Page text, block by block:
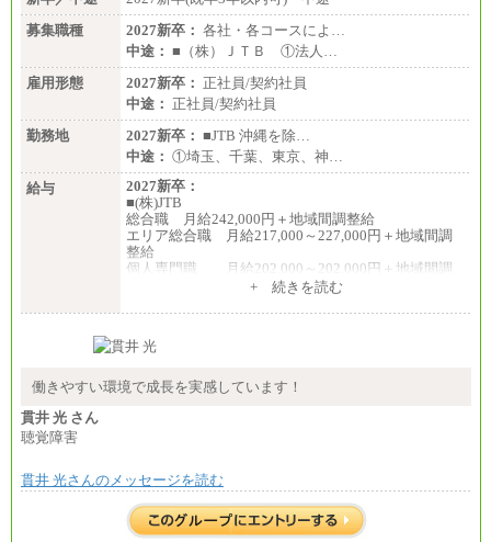
募集職種
2027新卒： 各社・各コースによ…
中途： ■（株）ＪＴＢ ①法人…
雇用形態
2027新卒： 正社員/契約社員
中途： 正社員/契約社員
勤務地
2027新卒： ■JTB 沖縄を除…
中途： ①埼玉、千葉、東京、神…
給与
2027新卒：
■(株)JTB
総合職 月給242,000円＋地域間調整給
エリア総合職 月給217,000～227,000円＋地域間調
整給
個人専門職 月給202,000～202,000円＋地域間調
総合職 月給208,000～235,000円
※詳細はJTBキャリアサイトよりご確認ください。
総合職 月給220,000～230,000円＋地域間調整給
整給
※詳細はJTBキャリアサイトよりご確認ください。
+ 続きを読む
働きやすい環境で成長を実感しています！
貫井 光 さん
聴覚障害
貫井 光さんのメッセージを読む